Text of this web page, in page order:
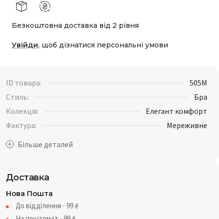
Безкоштовна доставка від 2 рівня
Увійди, щоб дізнатися персональні умови
ID товара:
505M
Стиль:
Бра
Колекція:
Елегант комфорт
Фактура:
Мереживне
Доставка
Нова Пошта
До відділення - 99₴